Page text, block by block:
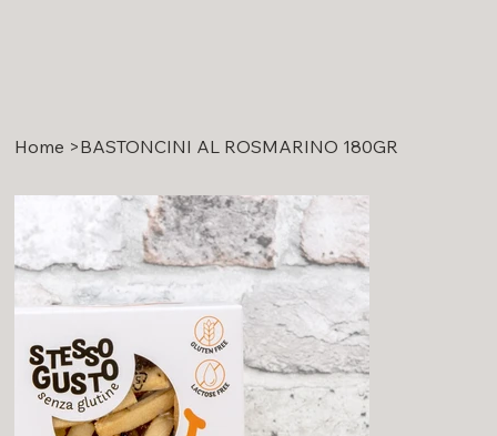
Home >BASTONCINI AL ROSMARINO 180GR